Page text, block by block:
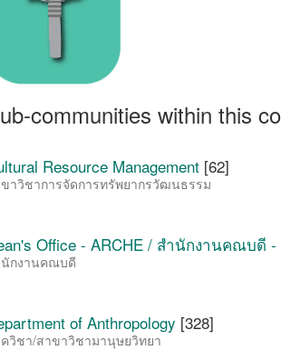
communities within this
Resource Management[62]
าวิชาการจัดการทรัพยากรวัฒนธรรม
Office - ARCHE / สำนักงานคณบดี
กงานคณบดี
of Anthropology [328]
วิชา/สาขาวิชามานุษยวิทยา